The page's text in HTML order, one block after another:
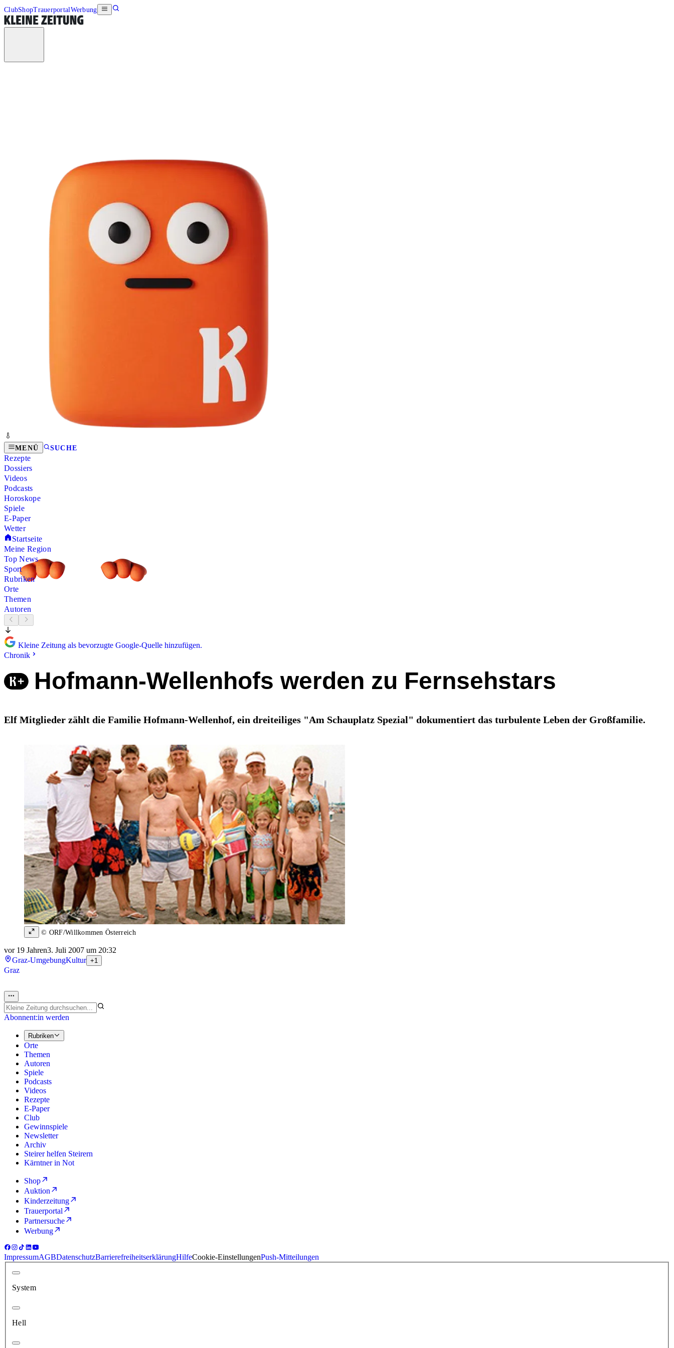
ClubShopTrauerportalWerbung
MENÜ SUCHE
Rezepte
Dossiers
Videos
Podcasts
Horoskope
Spiele
E-Paper
Wetter
Startseite
Meine Region
Top News
Sport
Rubriken
Orte
Themen
Autoren
Kleine Zeitung als bevorzugte Google-Quelle hinzufügen.
Chronik
Hofmann-Wellenhofs werden zu Fernsehstars
Elf Mitglieder zählt die Familie Hofmann-Wellenhof, ein dreiteiliges "Am Schauplatz Spezial" dokumentiert das turbulente Leben der Großfamilie.
© ORF/Willkommen Österreich
vor 19 Jahren3. Juli 2007 um 20:32
Graz-UmgebungKultur +1
Graz
Abonnent:in werden
Rubriken
Orte
Themen
Autoren
Spiele
Podcasts
Videos
Rezepte
E-Paper
Club
Gewinnspiele
Newsletter
Archiv
Steirer helfen Steirern
Kärntner in Not
Shop
Auktion
Kinderzeitung
Trauerportal
Partnersuche
Werbung
ImpressumAGBDatenschutzBarrierefreiheitserklärungHilfeCookie-EinstellungenPush-Mitteilungen
System
Hell